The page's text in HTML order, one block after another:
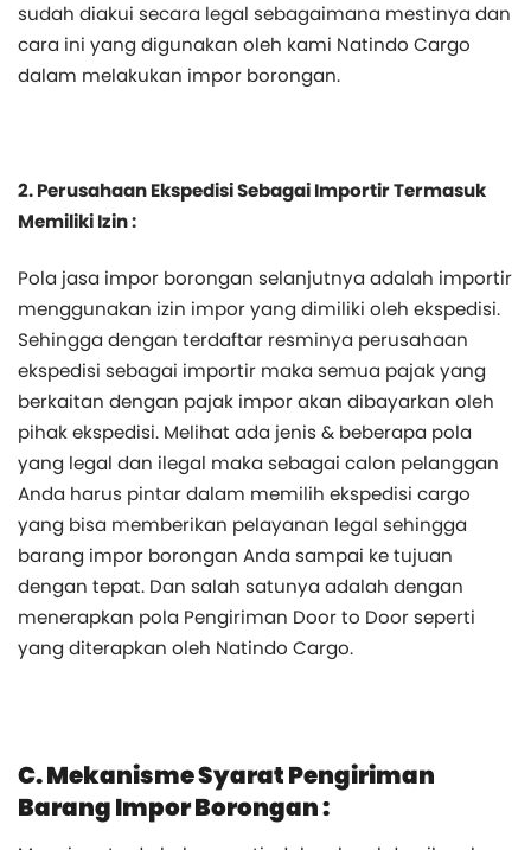
sudah diakui secara legal sebagaimana mestinya dan
cara ini yang digunakan oleh kami Natindo Cargo
dalam melakukan impor borongan.
2. Perusahaan Ekspedisi Sebagai Importir Termasuk
Memiliki Izin :
Pola jasa impor borongan selanjutnya adalah importir
menggunakan izin impor yang dimiliki oleh ekspedisi.
Sehingga dengan terdaftar resminya perusahaan
ekspedisi sebagai importir maka semua pajak yang
berkaitan dengan pajak impor akan dibayarkan oleh
pihak ekspedisi. Melihat ada jenis & beberapa pola
yang legal dan ilegal maka sebagai calon pelanggan
Anda harus pintar dalam memilih ekspedisi cargo
yang bisa memberikan pelayanan legal sehingga
barang impor borongan Anda sampai ke tujuan
dengan tepat. Dan salah satunya adalah dengan
menerapkan pola Pengiriman Door to Door seperti
yang diterapkan oleh Natindo Cargo.
C. Mekanisme Syarat Pengiriman
Barang Impor Borongan :